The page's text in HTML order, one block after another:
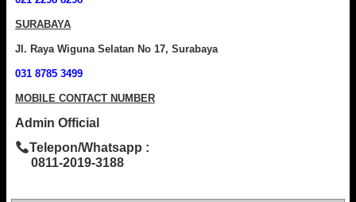
SURABAYA
Jl. Raya Wiguna Selatan No 17, Surabaya
031 8785 3499
MOBILE CONTACT NUMBER
Admin Official
Telepon/Whatsapp :
0811-2019-3188